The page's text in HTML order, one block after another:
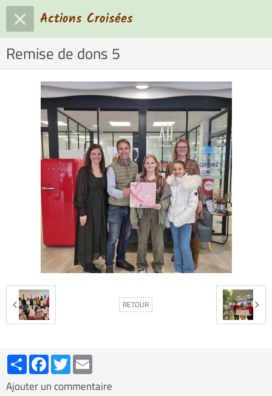
Actions Croisées
Remise de dons 5
RETOUR
PartagerFacebookTwitter
Ajouter un commentaire